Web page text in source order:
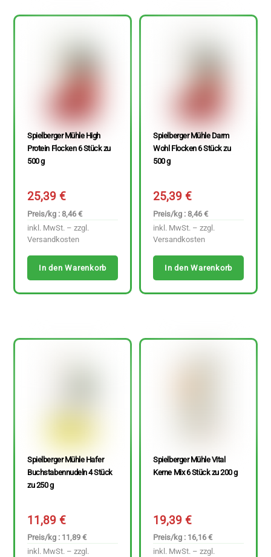
Spielberger Mühle High
Protein Flocken 6 Stück zu
500 g
25,39€
Preis/kg : 8,46 €
inkl. MwSt. – zzgl.
Versandkosten
In den Warenkorb
Spielberger Mühle Darm
Wohl Flocken 6 Stück zu
500 g
25,39€
Preis/kg : 8,46 €
inkl. MwSt. – zzgl.
Versandkosten
In den Warenkorb
Spielberger Mühle Hafer
Buchstabennudeln 4 Stück
zu 250 g
11,89€
Preis/kg : 11,89 €
inkl. MwSt. – zzgl.
Spielberger Mühle Vital
Kerne Mix 6 Stück zu 200 g
19,39€
Preis/kg : 16,16 €
inkl. MwSt. – zzgl.